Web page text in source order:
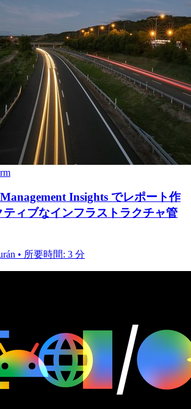
Insights でレポート作
ティブなインフラストラクチャ管
• 所要時間: 3 分